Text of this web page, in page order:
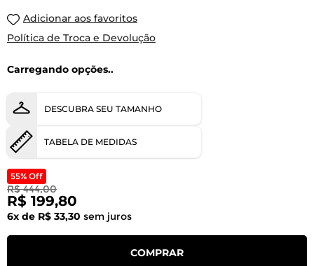
Adicionar aos favoritos
Política de Troca e Devolução
Carregando opções..
DESCUBRA SEU TAMANHO
TABELA DE MEDIDAS
55% Off
R$ 444,00
R$ 199,80
6x de R$ 33,30 sem juros
COMPRAR